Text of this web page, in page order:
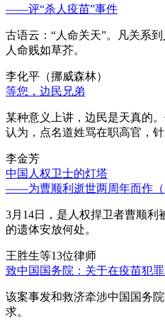
——评“杀人疫苗”事件
古语云：“人命关天”。凡关系
人命贱如草芥。
李化平（挪威森林）
等您，边民兄弟
某种意义上讲，边民是天真的
认为，点名道姓骂在职高官，
李金芳
中国人权卫士的灯塔
——为曹顺利逝世两周年而作（
3月14日，是人权捍卫者曹顺
的遗体安放何处。
王胜生等13位律师
致中国国务院：关于在疫苗犯
该案事发和救济牵涉中国国务
求。